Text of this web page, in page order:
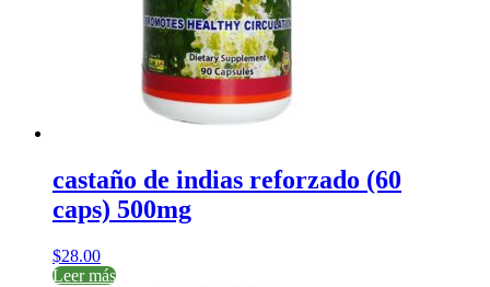
castaño de indias reforzado (60
caps) 500mg
$28.00
Leer más